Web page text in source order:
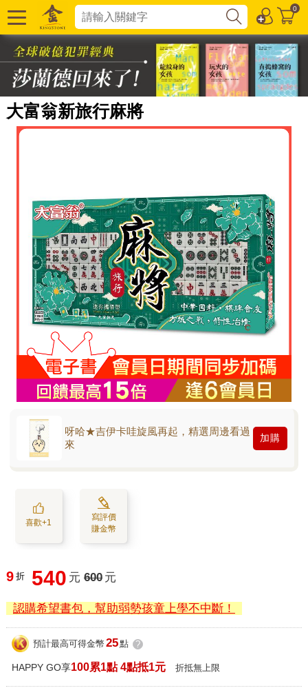
0
大富翁新旅行麻將
呀哈★吉伊卡哇旋風再起，精選周邊看過
來
加購
喜歡+1
寫評價
賺金幣
9 折 540 元 600 元
認購希望書包，幫助弱勢孩童上學不中斷！
預計最高可得金幣 25點 ?
HAPPY GO享100累1點 4點抵1元 折抵無上限